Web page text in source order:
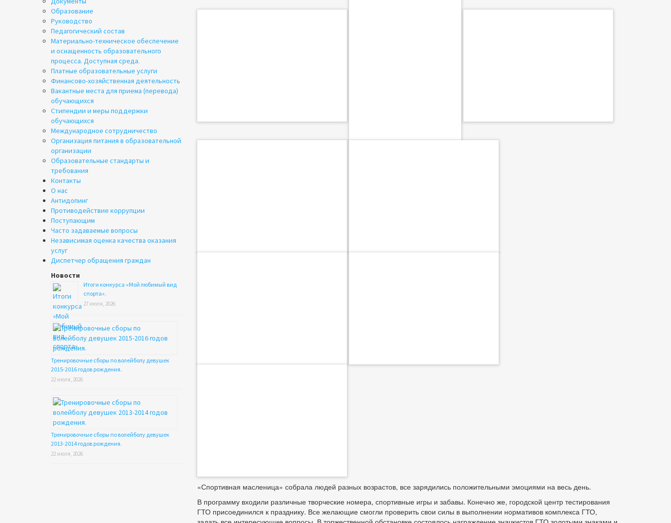
Образование
Руководство
Педагогический состав
Материально-техническое обеспечение
и оснащенность образовательного
процесса. Доступная среда.
Платные образовательные услуги
Финансово-хозяйственная деятельность
Вакантные места для приема (перевода)
обучающихся
Стипендии и меры поддержки
обучающихся
Международное сотрудничество
Организация питания в образовательной
организации
Образовательные стандарты и
требования
Контакты
О нас
Антидопинг
Противодействие коррупции
Поступающим
Часто задаваемые вопросы
Независимая оценка качества оказания
услуг
Диспетчер обращения граждан
Новости
Итоги конкурса «Мой любимый вид
спорта».
27 июля, 2026
Тренировочные сборы по волейболу девушек
2015-2016 годов рождения.
22 июля, 2026
Тренировочные сборы по волейболу девушек
2013-2014 годов рождения.
22 июля, 2026
«Спортивная масленица» собрала людей разных возрастов, все зарядились положительными эмоциями на весь день.
В программу входили различные творческие номера, спортивные игры и забавы. Конечно же, городской центр тестирования
ГТО присоединился к празднику. Все желающие смогли проверить свои силы в выполнении нормативов комплекса ГТО,